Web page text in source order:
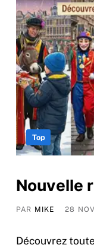
Top
Nouvelle
PAR MIKE 28
Découvrez